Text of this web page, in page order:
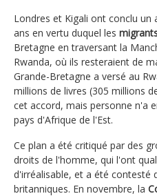
Londres et Kigali ont conclu un
ans en vertu duquel les
Bretagne en traversant la
Rwanda, où ils resteraient de
Grande-Bretagne a versé au
millions de livres (305 millions
cet accord, mais personne n'a
pays d'Afrique de l'Est.
Ce plan a été critiqué par des
droits de l'homme, qui l'ont
d'irréalisable, et a été contesté
britanniques. En novembre, la